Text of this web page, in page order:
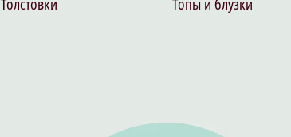
Толстовки Топы и блузки